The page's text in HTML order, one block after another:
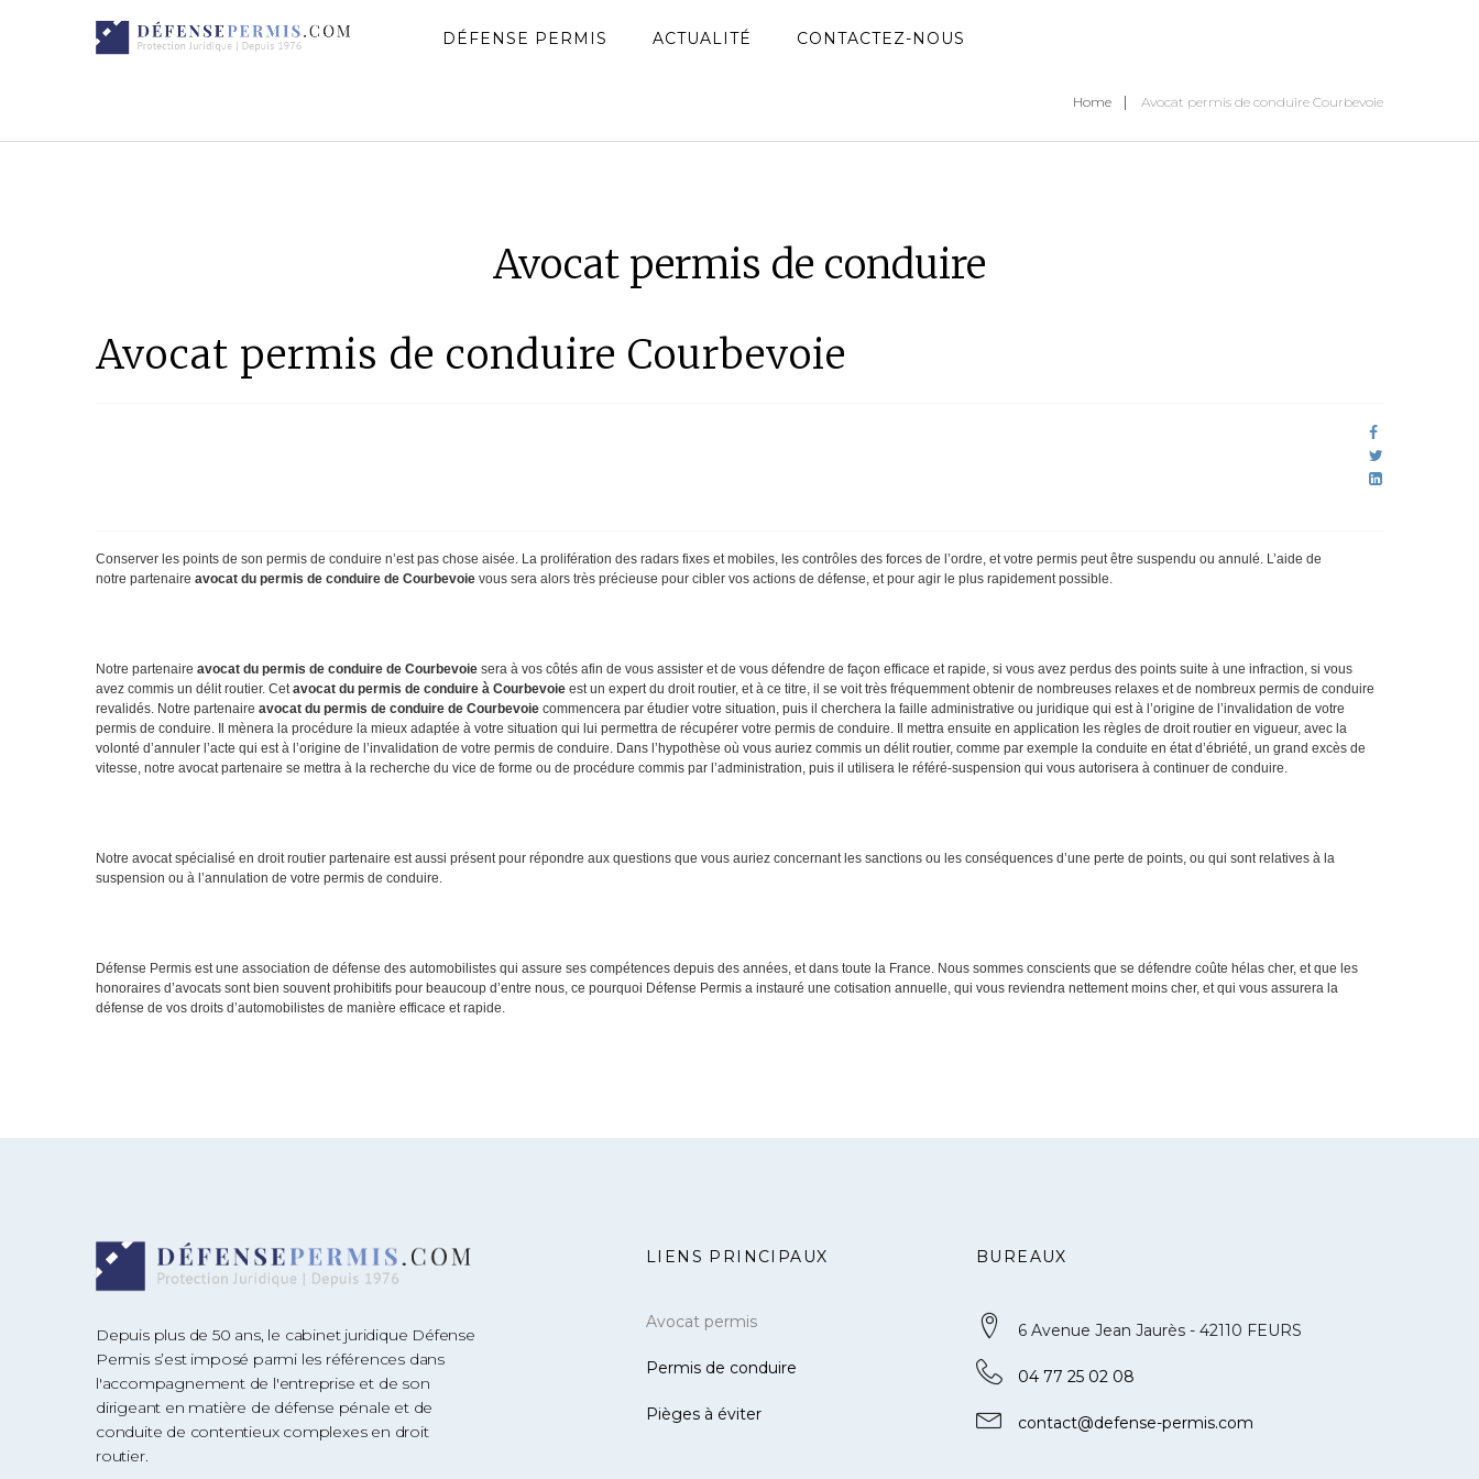
DÉFENSE PERMIS ACTUALITÉ CONTACTEZ-NOUS
Home Avocat permis de conduire Courbevoie
Avocat permis de conduire
Avocat permis de conduire Courbevoie
Conserver les points de son permis de conduire n’est pas chose aisée. La prolifération des radars fixes et mobiles, les contrôles des forces de l’ordre, et votre permis peut être suspendu ou annulé. L’aide de
notre partenaire avocat du permis de conduire de Courbevoie vous sera alors très précieuse pour cibler vos actions de défense, et pour agir le plus rapidement possible.
Notre partenaire avocat du permis de conduire de Courbevoie sera à vos côtés afin de vous assister et de vous défendre de façon efficace et rapide, si vous avez perdus des points suite à une infraction, si vous
avez commis un délit routier. Cetavocat du permis de conduire à Courbevoie est un expert du droit routier, et à ce titre, il se voit très fréquemment obtenir de nombreuses relaxes et de nombreux permis de conduire
revalidés. Notre partenaire avocat du permis de conduire de Courbevoie commencera par étudier votre situation, puis il cherchera la faille administrative ou juridique qui est à l’origine de l’invalidation de votre
permis de conduire. Il mènera la procédure la mieux adaptée à votre situation qui lui permettra de récupérer votre permis de conduire. Il mettra ensuite en application les règles de droit routier en vigueur, avec la
volonté d’annuler l’acte qui est à l’origine de l’invalidation de votre permis de conduire. Dans l’hypothèse où vous auriez commis un délit routier, comme par exemple la conduite en état d’ébriété, un grand excès de
vitesse, notre avocat partenaire se mettra à la recherche du vice de forme ou de procédure commis par l’administration, puis il utilisera le référé-suspension qui vous autorisera à continuer de conduire.
Notre avocat spécialisé en droit routier partenaire est aussi présent pour répondre aux questions que vous auriez concernant les sanctions ou les conséquences d’une perte de points, ou qui sont relatives à la
suspension ou à l’annulation de votre permis de conduire.
Défense Permis est une association de défense des automobilistes qui assure ses compétences depuis des années, et dans toute la France. Nous sommes conscients que se défendre coûte hélas cher, et que les
honoraires d’avocats sont bien souvent prohibitifs pour beaucoup d’entre nous, ce pourquoi Défense Permis a instauré une cotisation annuelle, qui vous reviendra nettement moins cher, et qui vous assurera la
défense de vos droits d’automobilistes de manière efficace et rapide.
Depuis plus de 50 ans, le cabinet juridique Défense
Permis s’est imposé parmi les références dans
l'accompagnement de l'entreprise et de son
dirigeant en matière de défense pénale et de
conduite de contentieux complexes en droit
routier.
LIENS PRINCIPAUX
Avocat permis
Permis de conduire
Pièges à éviter
BUREAUX
6 Avenue Jean Jaurès - 42110 FEURS
04 77 25 02 08
contact@defense-permis.com